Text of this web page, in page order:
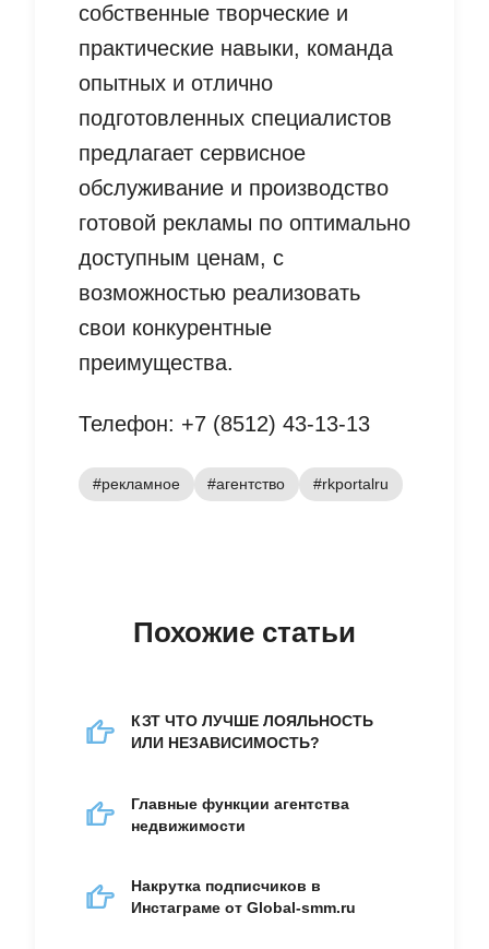
собственные творческие и
практические навыки, команда
опытных и отлично
подготовленных специалистов
предлагает сервисное
обслуживание и производство
готовой рекламы по оптимально
доступным ценам, с
возможностью реализовать
свои конкурентные
преимущества.
Телефон: +7 (8512) 43-13-13
#рекламное #агентство #rkportalru
Похожие статьи
КЗТ ЧТО ЛУЧШЕ ЛОЯЛЬНОСТЬ
ИЛИ НЕЗАВИСИМОСТЬ?
Главные функции агентства
недвижимости
Накрутка подписчиков в
Инстаграме от Global-smm.ru